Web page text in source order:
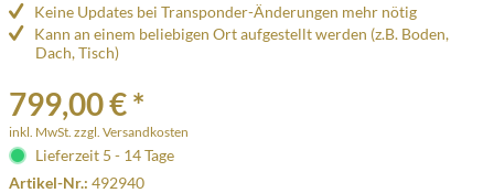
Keine Updates bei Transponder-Änderungen mehr nötig
Kann an einem beliebigen Ort aufgestellt werden (z.B. Boden,
Dach, Tisch)
799,00 € *
inkl. MwSt. zzgl. Versandkosten
Lieferzeit 5 - 14 Tage
Artikel-Nr.: 492940